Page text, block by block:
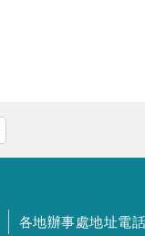
各地辦事處地址電話